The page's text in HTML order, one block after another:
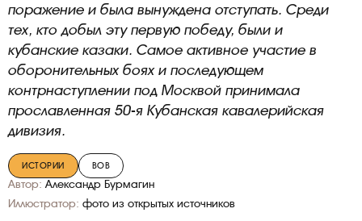
поражение и была вынуждена отступать. Среди
тех, кто добыл эту первую победу, были и
кубанские казаки. Самое активное участие в
оборонительных боях и последующем
контрнаступлении под Москвой принимала
прославленная 50-я Кубанская кавалерийская
дивизия.
ИСТОРИИ ВОВ
Автор: Александр Бурмагин
Иллюстратор: фото из открытых источников